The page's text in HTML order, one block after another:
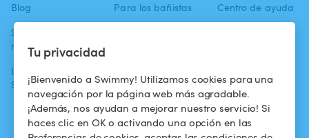
Tu privacidad
¡Bienvenido a Swimmy! Utilizamos cookies para una
navegación por la página web más agradable.
¡Además, nos ayudan a mejorar nuestro servicio! Si
haces clic en OK o activando una opción en las
Blog
Swimmy en los
medios
La aventura
Swimmy
Para los bañistas
piscina
¿Cómo funciona?
Centro de ayuda
confidencialidad
Aviso legal